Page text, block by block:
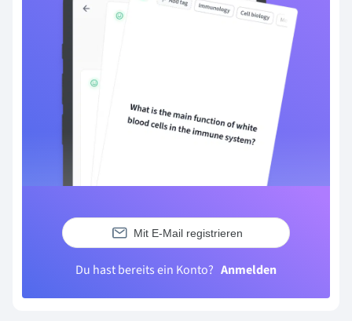
Mit E-Mail registrieren
Du hast bereits ein Konto? Anmelden